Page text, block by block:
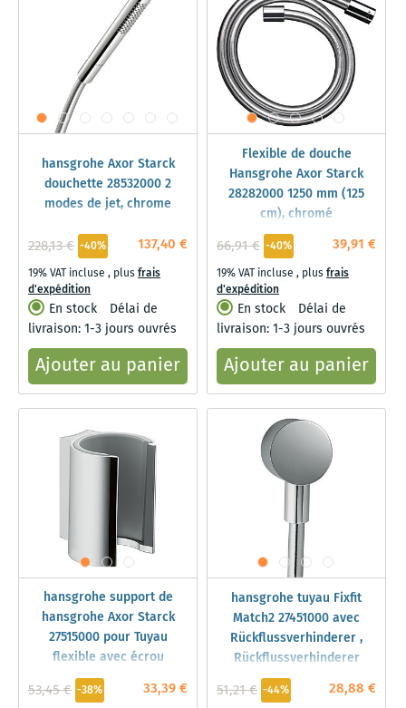
hansgrohe Axor Starck
douchette 28532000 2
modes de jet, chrome
137,40 €
228,13 € -40%
19% VAT incluse , plusfrais
d'expédition
En stock
Délai de
livraison: 1-3 jours ouvrés
Ajouter au panier
Flexible de douche
Hansgrohe Axor Starck
28282000 1250 mm (125
cm), chromé
39,91 €
66,91 € -40%
19% VAT incluse , plusfrais
d'expédition
En stock
Délai de
livraison: 1-3 jours ouvrés
Ajouter au panier
hansgrohe support de
hansgrohe Axor Starck
27515000 pour Tuyau
flexible avec écrou
cylindrique, chrome
33,39 €
53,45 € -38%
hansgrohe tuyau Fixfit
Match2 27451000 avec
Rückflussverhinderer ,
Rückflussverhinderer
28,88 €
51,21 € -44%